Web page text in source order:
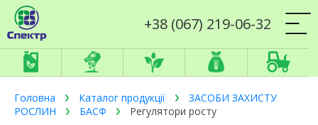
+38 (067) 219-06-32
Головна Каталог продукції
ЗАСОБИ ЗАХИСТУ
РОСЛИН
БАСФ Регулятори росту